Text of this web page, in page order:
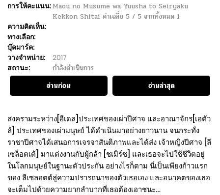
การให้คะแนน: Maou no Musume wa Yuusha to Seiryaku
Kekkon Shitai ค่าเฉลี่ย 5 / 5 จากทั้งหมด 1
ความคิดเห็น:
ทางเลือก:
บุ๊คมาร์ค:
วางจำหน่าย:
2017
สถานะ:
กำลังดำเนินการ
อ่านก่อน
อ่านล่าสุด
สงครามระหว่าง[อีเดล]ประเทศของเผ่าปีศาจ และอาณาจักร[เอตัว
ล์] ประเทศของเผ่ามนุษย์ ได้ดำเนินมาอย่างยาวนาน จนกระทั่ง
ราชาปีศาจได้เสนอการเจรจาสันติภาพและได้ส่ง เจ้าหญิงปีศาจ [ลี
เซล็อตเต้] มาแต่งงานกับผู้กล้า [ชเมิร์ซ] และเธอจะไปใช้ชีวิตอยู่
ในโลกมนุษย์ในฐานะตัวประกัน อย่างไรก็ตาม นี่เป็นเพียงก้าวแรก
ของ ลีเซลอตต์สู่ความปรารถนาของตัวเธอเอง และอนาคตของเธอ
จะเต็มไปด้วยความยากลำบากที่เธอต้องเอาชนะ…